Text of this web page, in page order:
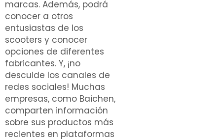
marcas. Además, podrá
conocer a otros
entusiastas de los
scooters y conocer
opciones de diferentes
fabricantes. Y, ¡no
descuide los canales de
redes sociales! Muchas
empresas, como Baichen,
comparten información
sobre sus productos más
recientes en plataformas